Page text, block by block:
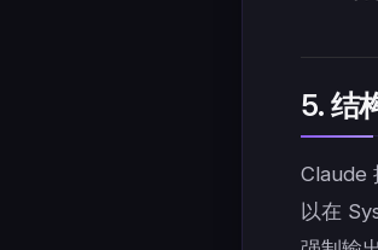
5. 结
Claude
以在